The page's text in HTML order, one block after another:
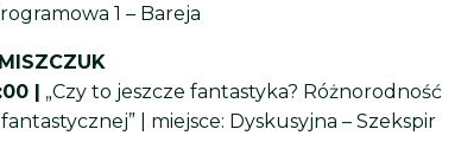
1 – Bareja
| „Czy to jeszcze fantastyka? Różnorodność
| miejsce: Dyskusyjna – Szekspir